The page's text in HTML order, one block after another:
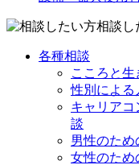
相談し
各種相談
こころと
性別による
キャリアコ
談
男性のため
女性のため